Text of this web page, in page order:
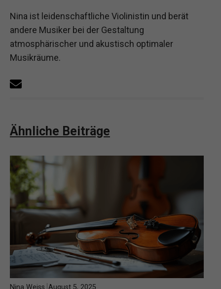
Nina ist leidenschaftliche Violinistin und berät
andere Musiker bei der Gestaltung
atmosphärischer und akustisch optimaler
Musikräume.
Ähnliche Beiträge
Nina Weiss August 5, 2025